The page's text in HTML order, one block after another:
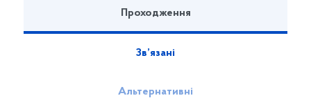
Проходження
Зв’язані
Альтернативні